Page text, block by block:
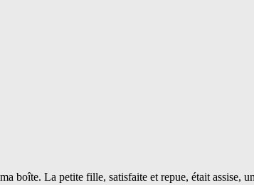
boîte. La petite fille, satisfaite et repue, était assise,